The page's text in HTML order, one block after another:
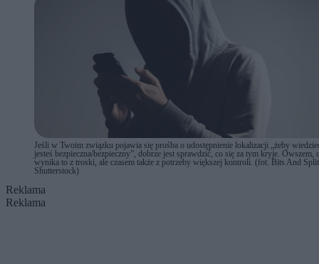
Jeśli w Twoim związku pojawia się prośba o udostępnienie lokalizacji „żeby
jesteś bezpieczna/bezpieczny”, dobrze jest sprawdzić, co się za tym kryje. Owszem,
wynika to z troski, ale czasem także z potrzeby większej kontroli. (fot. Bits And
Shutterstock)
Reklama
Reklama